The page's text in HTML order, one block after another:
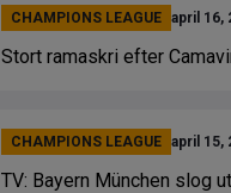
CHAMPIONS LEAGUE april 16,
Stort ramaskri efter
CHAMPIONS LEAGUE april 15,
TV: Bayern München slog